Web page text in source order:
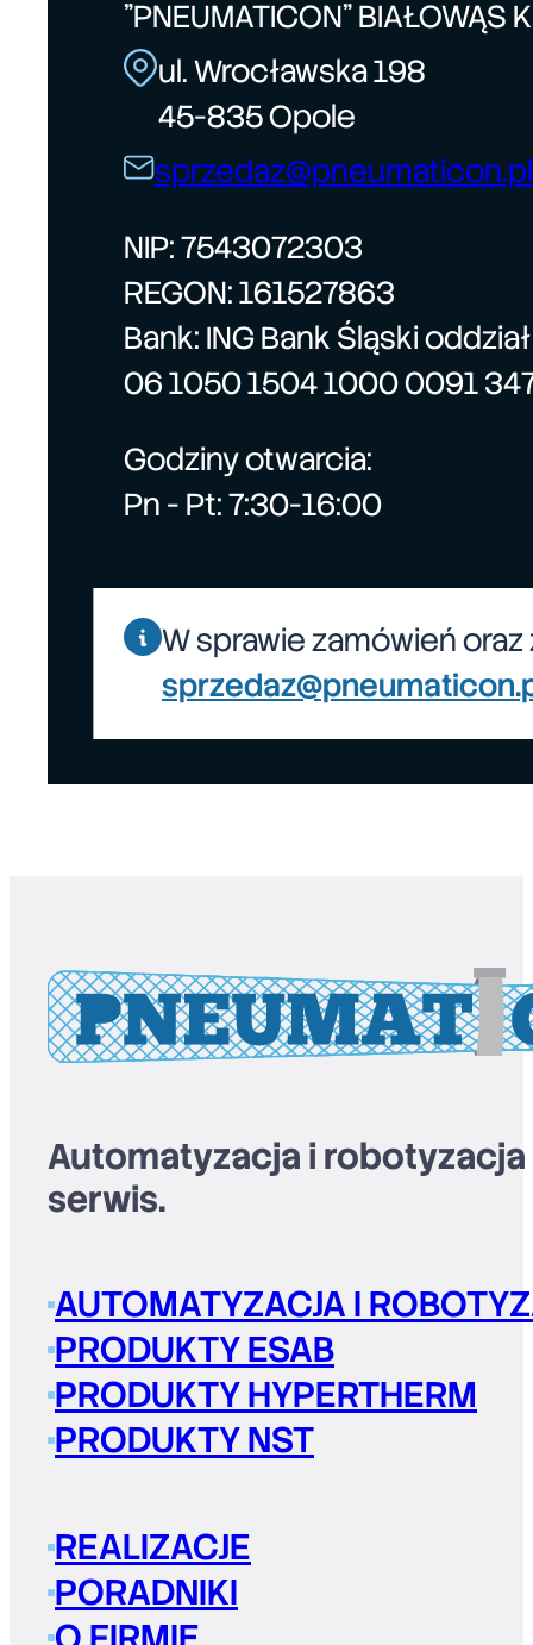
"PNEUMATICON" BIAŁOWĄS
ul. Wrocławska 198
45-835 Opole
sprzedaz@pneumaticon.pl
NIP: 7543072303
REGON: 161527863
Bank: ING Bank Śląski
06 1050 1504 1000 0091
Godziny otwarcia:
Pn - Pt: 7:30-16:00
W sprawie zamówień
Automatyzacja i
serwis.
AUTOMATYZACJA I
PRODUKTY ESAB
PRODUKTY HYPERTHERM
PRODUKTY NST
REALIZACJE
PORADNIKI